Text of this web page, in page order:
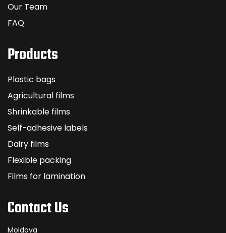
Our Team
FAQ
Products
Plastic bags
Agricultural films
Shrinkable films
Self-adhesive labels
Dairy films
Flexible packing
Films for lamination
Contact Us
Moldova